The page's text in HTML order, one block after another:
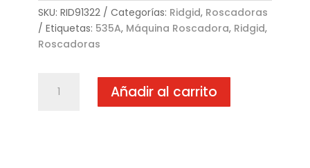
SKU: RID91322 Categorías: Ridgid, Roscadoras
Etiquetas: 535A, Máquina Roscadora, Ridgid,
Roscadoras
535A
Añadir al carrito